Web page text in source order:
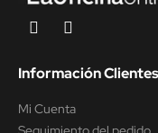
Información Clientes
Mi Cuenta